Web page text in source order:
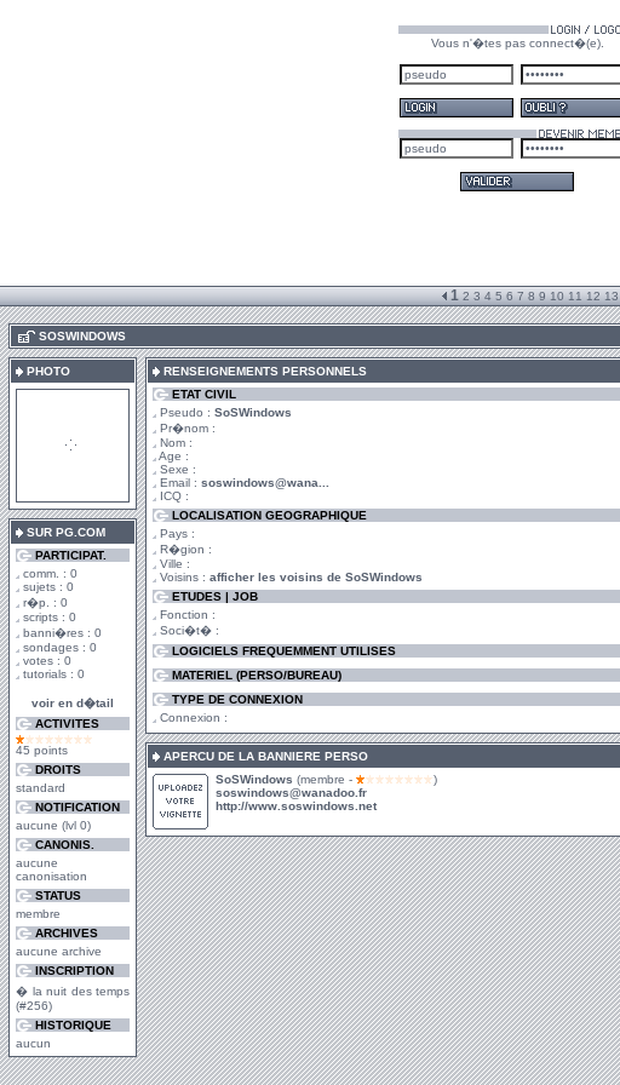
Vous n'�tes pas connect�(e).
1 2 3 4 5 6 7 8 9 10 11 12 13
SOSWINDOWS
PHOTO
SUR PG.COM
PARTICIPAT.
comm. : 0
sujets : 0
r�p. : 0
scripts : 0
banni�res : 0
sondages : 0
votes : 0
tutorials : 0
voir en d�tail
ACTIVITES
45 points
DROITS
standard
NOTIFICATION
aucune (lvl 0)
CANONIS.
aucune
canonisation
STATUS
membre
ARCHIVES
aucune archive
INSCRIPTION
� la nuit des temps
(#256)
HISTORIQUE
aucun
RENSEIGNEMENTS PERSONNELS
ETAT CIVIL
Pseudo : SoSWindows
Pr�nom :
Nom :
Age :
Sexe :
Email : soswindows@wana...
ICQ :
LOCALISATION GEOGRAPHIQUE
Pays :
R�gion :
Ville :
Voisins : afficher les voisins de SoSWindows
ETUDES | JOB
Fonction :
Soci�t� :
LOGICIELS FREQUEMMENT UTILISES
MATERIEL (PERSO/BUREAU)
TYPE DE CONNEXION
Connexion :
APERCU DE LA BANNIERE PERSO
SoSWindows (membre -
)
soswindows@wanadoo.fr
http://www.soswindows.net